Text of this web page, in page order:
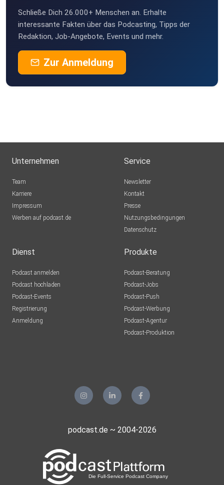
Schließe Dich 26.000+ Menschen an. Erhalte
interessante Fakten über das Podcasting, Tipps der
Redaktion, Job-Angebote, Events und mehr.
Zur Anmeldung
Unternehmen
Team
Karriere
Impressum
Werben auf podcast.de
Service
Newsletter
Kontakt
Presse
Nutzungsbedingungen
Datenschutz
Dienst
Podcast anmelden
Podcast hochladen
Podcast-Events
Registrierung
Anmeldung
Produkte
Podcast-Beratung
Podcast-Jobs
Podcast-Push
Podcast-Werbung
Podcast-Agentur
Podcast-Produktion
podcast.de ~ 2004-2026